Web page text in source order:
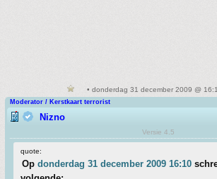
• donderdag 31 december 2009 @
Moderator / Kerstkaart terrorist
Nizno
Versie 4.5
quote:
Op donderdag 31 december 2009 16:10